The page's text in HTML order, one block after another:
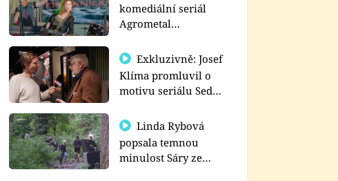
komediální seriál
Agrometal
prima+
Exkluzivně: Josef
Klíma promluvil o
motivu seriálu Sedm
Linda Rybová
popsala temnou
minulost Sáry ze